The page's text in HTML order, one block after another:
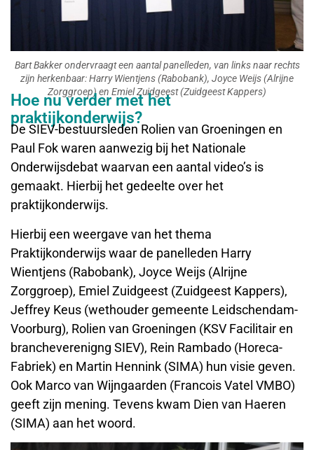
Bart Bakker ondervraagt een aantal panelleden, van links naar rechts
zijn herkenbaar: Harry Wientjens (Rabobank), Joyce Weijs (Alrijne
Zorggroep) en Emiel Zuidgeest (Zuidgeest Kappers)
Hoe nu verder met het
praktijkonderwijs?
De SIEV-bestuursleden Rolien van Groeningen en
Paul Fok waren aanwezig bij het Nationale
Onderwijsdebat waarvan een aantal video’s is
gemaakt. Hierbij het gedeelte over het
praktijkonderwijs.
Hierbij een weergave van het thema
Praktijkonderwijs waar de panelleden Harry
Wientjens (Rabobank), Joyce Weijs (Alrijne
Zorggroep), Emiel Zuidgeest (Zuidgeest Kappers),
Jeffrey Keus (wethouder gemeente Leidschendam-
Voorburg), Rolien van Groeningen (KSV Facilitair en
brancheverenigng SIEV), Rein Rambado (Horeca-
Fabriek) en Martin Hennink (SIMA) hun visie geven.
Ook Marco van Wijngaarden (Francois Vatel VMBO)
geeft zijn mening. Tevens kwam Dien van Haeren
(SIMA) aan het woord.